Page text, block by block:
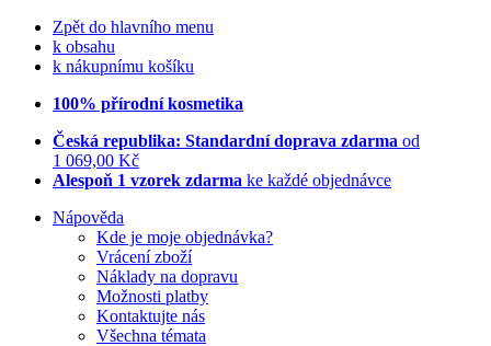
Zpět do hlavního menu
k obsahu
k nákupnímu košíku
100% přírodní kosmetika
Česká republika: Standardní doprava zdarma od
1 069,00 Kč
Alespoň 1 vzorek zdarma ke každé objednávce
Nápověda
Kde je moje objednávka?
Vrácení zboží
Náklady na dopravu
Možnosti platby
Kontaktujte nás
Všechna témata